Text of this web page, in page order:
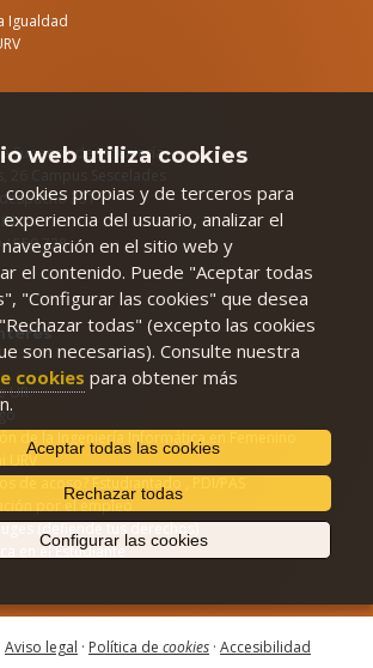
Igualdad
Superior de Ingeniería
331
/ 559 728
UR
de la Ingeniería Informática en Femenino
URV
de acoso?
Estudiantado
por el empleo
(defiende tus derechos)
en el Estudiante
Aviso legal · Política de cookies · Accesibilidad
web utiliza cookies
cookies propias y de terceros para
del usuario, analizar el
en el sitio web y
el contenido. Puede "Aceptar todas
"Configurar las cookies" que desea
todas" (excepto las cookies
son necesarias). Consulte nuestra
cookies para obtener más
Aceptar todas las cookies
Rechazar todas
Configurar las cookies